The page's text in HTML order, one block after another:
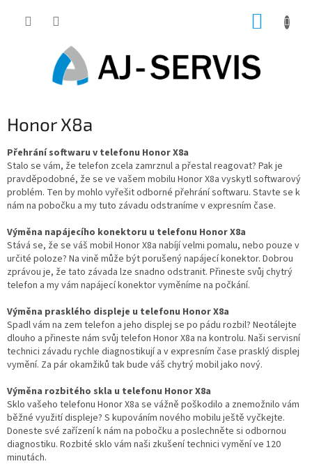
Honor X8a
Přehrání softwaru v telefonu Honor X8a
Stalo se vám, že telefon zcela zamrznul a přestal reagovat? Pak je
pravděpodobné, že se ve vašem mobilu Honor X8a vyskytl softwarový
problém. Ten by mohlo vyřešit odborné přehrání softwaru. Stavte se k
nám na pobočku a my tuto závadu odstraníme v expresním čase.
Výměna napájecího konektoru u telefonu Honor X8a
Stává se, že se váš mobil Honor X8a nabíjí velmi pomalu, nebo pouze v
určité poloze? Na vině může být porušený napájecí konektor. Dobrou
zprávou je, že tato závada lze snadno odstranit. Přineste svůj chytrý
telefon a my vám napájecí konektor vyměníme na počkání.
Výměna prasklého displeje u telefonu Honor X8a
Spadl vám na zem telefon a jeho displej se po pádu rozbil? Neotálejte
dlouho a přineste nám svůj telefon Honor X8a na kontrolu. Naši servisní
technici závadu rychle diagnostikují a v expresním čase prasklý displej
vymění. Za pár okamžiků tak bude váš chytrý mobil jako nový.
Výměna rozbitého skla u telefonu Honor X8a
Sklo vašeho telefonu Honor X8a se vážně poškodilo a znemožnilo vám
běžné využití displeje? S kupováním nového mobilu ještě vyčkejte.
Doneste své zařízení k nám na pobočku a poslechněte si odbornou
diagnostiku. Rozbité sklo vám naši zkušení technici vymění ve 120
minutách.